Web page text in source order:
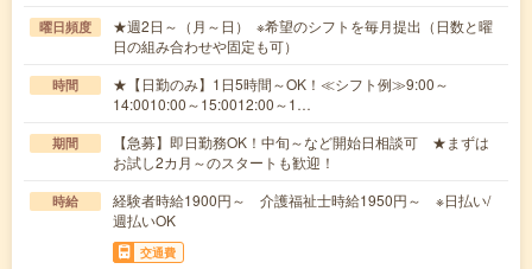
曜日頻度
★週2日～（月～日） ※希望のシフトを毎月提出（日数と曜
日の組み合わせや固定も可）
時間
★【日勤のみ】1日5時間～OK！≪シフト例≫9:00～
14:0010:00～15:0012:00～1…
期間
【急募】即日勤務OK！中旬～など開始日相談可 ★まずは
お試し2カ月～のスタートも歓迎！
時給
経験者時給1900円～ 介護福祉士時給1950円～ ※日払い/
週払いOK
交通費